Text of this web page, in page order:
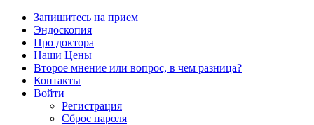
Запишитесь на прием
Эндоскопия
Про доктора
Наши Цены
Второе мнение или вопрос, в чем разница?
Контакты
Войти
Регистрация
Сброс пароля